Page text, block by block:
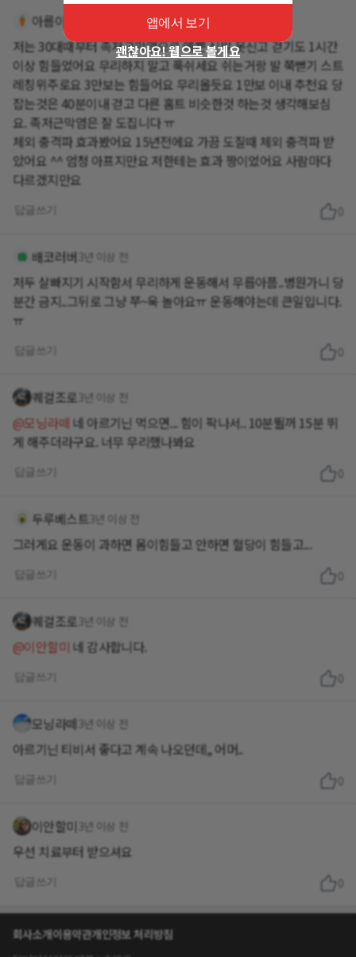
아름이훈맘
저는 30대때부터 족저근막염으로 예쁜 신발 못신고 걷기도 1시간
이상 힘들었어요 무리하지 말고 푹쉬세요 쉬는거랑 발 쭉뻗기 스트
레칭위주로요 3만보는 힘들어요 무리올듯요 1만보 이내 추천요 당
잡는것은 40분이내 걷고 다른 홈트 비슷한것 하는것 생각해보심
요. 족저근막염은 잘 도집니다 ㅠ
체외 충격파 효과봤어요 15년전에요 가끔 도질때 체외 충격파 받
았어요 ^^ 엄청 아프지만요 저한테는 효과 짱이었어요 사람마다
다르겠지만요
배코러버 3년 이상 전
저두 살빠지기 시작함서 무리하게 운동해서 무릅아픔..병원가니 당
분간 금지..그뒤로 그냥 쭈~욱 놀아요ㅠ 운동해야는데 큰일입니다.
ㅠ
퀘걸조로 3년 이상 전
@모닝라떼 네 아르기닌 먹으면... 힘이 팍나서.. 10분뛸꺼 15분 뛰
게 해주더라구요. 너무 무리했나봐요
두루베스트 3년 이상 전
그러게요 운동이 과하면 몸이힘들고 안하면 혈당이 힘들고...
퀘걸조로 3년 이상 전
@이안할미 네 감사합니다.
모닝라떼 3년 이상 전
아르기닌 티비서 좋다고 계속 나오던데,, 어머..
이안할미 3년 이상 전
우선 치료부터 받으셔요
회사소개이용약관개인정보 처리방침
앱에서 보기
괜찮아요! 웹으로 볼게요